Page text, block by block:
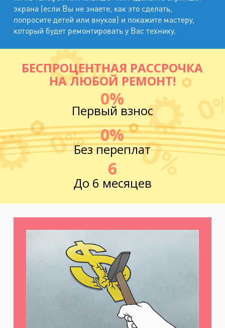
экрана (если Вы не знаете, как это сделать,
попросите детей или внуков) и покажите мастеру,
который будет ремонтировать у Вас технику.
БЕСПРОЦЕНТНАЯ РАССРОЧКА
НА ЛЮБОЙ РЕМОНТ!
0%
Первый взнос
0%
Без переплат
6
До 6 месяцев